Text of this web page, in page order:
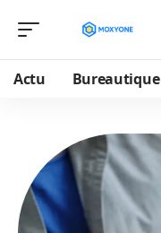
Actu Bureautique